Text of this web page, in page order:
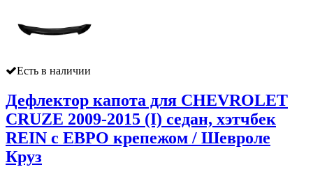
Есть в наличии
Дефлектор капота для CHEVROLET
CRUZE 2009-2015 (I) седан, хэтчбек
REIN с ЕВРО крепежом / Шевроле
Круз